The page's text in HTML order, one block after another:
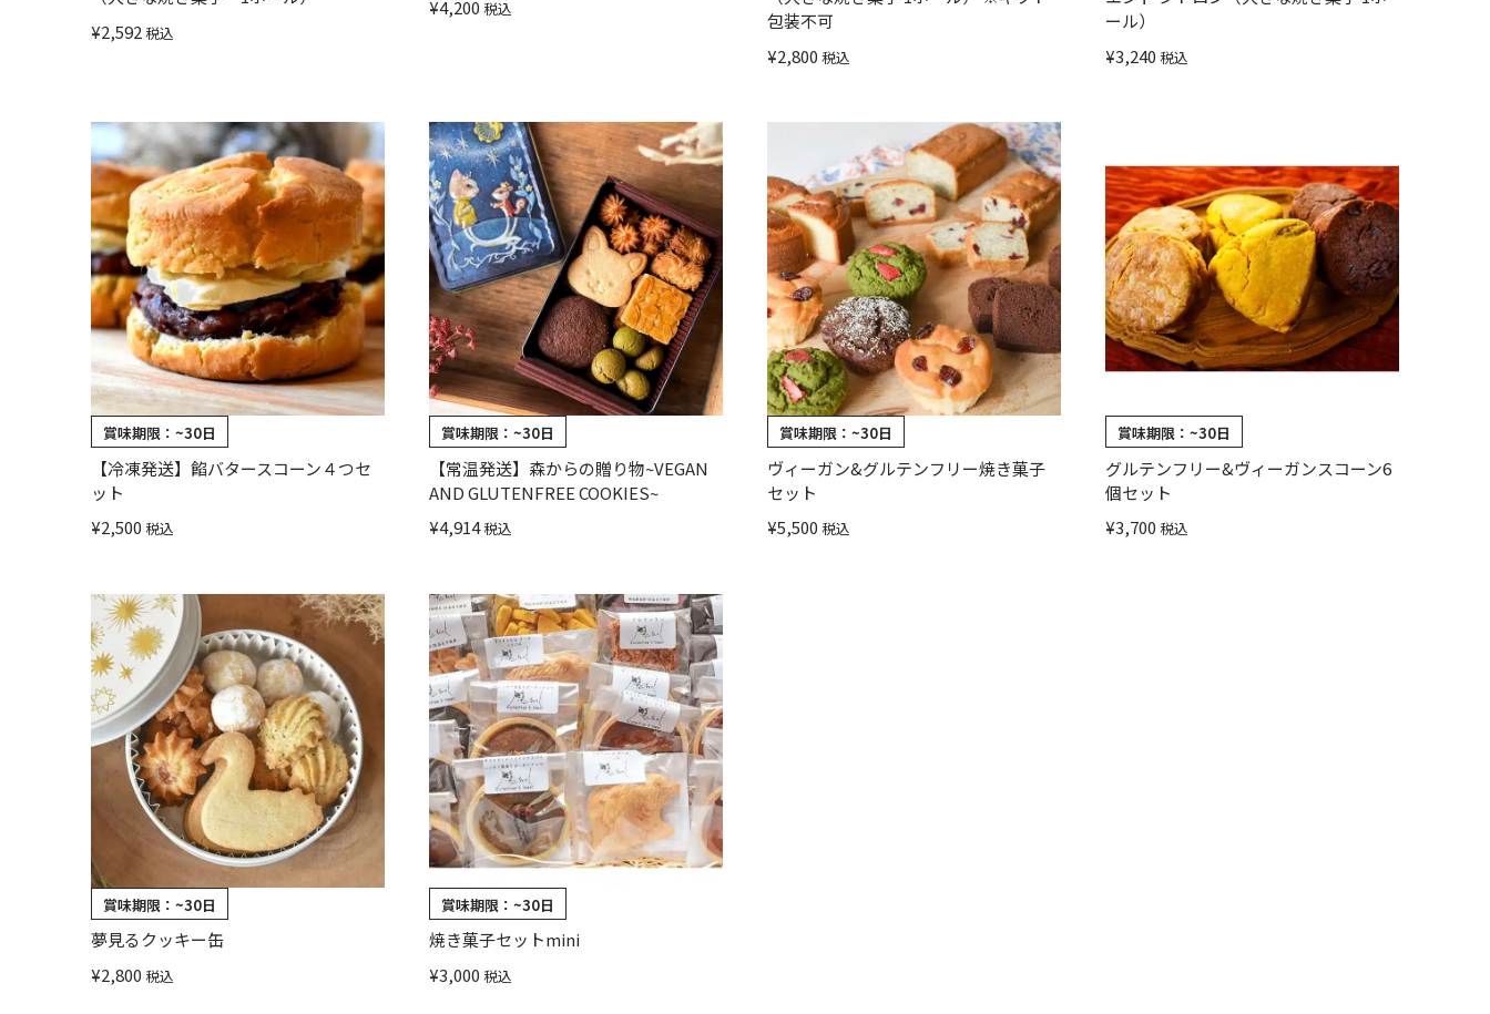
¥2,592 税込
¥4,200 税込
包装不可
¥2,800 税込
ール）
¥3,240 税込
賞味期限： ~30日
【冷凍発送】餡バタースコーン４つセ
ット
¥2,500 税込
賞味期限： ~30日
【常温発送】森からの贈り物~VEGAN
AND GLUTENFREE COOKIES~
¥4,914 税込
賞味期限： ~30日
ヴィーガン&グルテンフリー焼き菓子
セット
¥5,500 税込
賞味期限： ~30日
グルテンフリー&ヴィーガンスコーン6
個セット
¥3,700 税込
賞味期限： ~30日
夢見るクッキー缶
¥2,800 税込
賞味期限： ~30日
焼き菓子セットmini
¥3,000 税込